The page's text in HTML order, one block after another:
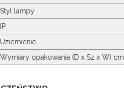
Styl lampy
IP
Uziemienie
Wymiary opakowania (D x Sz x W) cm